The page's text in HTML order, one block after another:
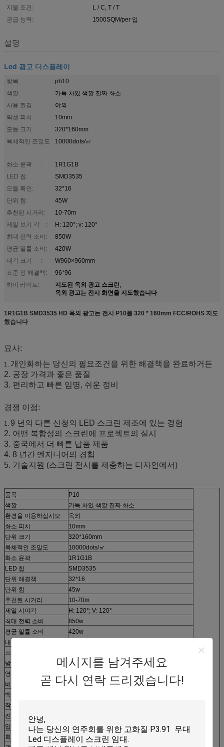
메시지를 남겨주세요
곧 다시 연락 드리겠습니다!
지불 조건:
L / C, T / T
공급 능력:
1500SQM/per 입
설명
Led 광고 디스플레이
항목:
ph10
색깔:
가득 차있 색깔 진짜 화소
사용 환경:
야외
픽셀 피치:
10mm
모듈 크기:
320*160mm
육체적인 조밀도
:
10000dots/㎡
화소 윤곽 :
1R1G1B
LED 칩:
SMD3535
모듈 확인:
32*16
단위 힘:
45W
추천된 시거리:
10-70m
제일 보기 각 :
H: 120°; v: 120°
최대 전력 소비:
850W
평균 일률 소비:
420W
내각 크기 :
W960×960mm
표준 장 해결책:
96*96
하이 라이트:
지도된 옥외 광고 스크린,
옥외 광고는 전시 화면을 지도했습니다
1R1G1B SMD3535 HD 옥외 광고는 전시 P10를 320 * 160mm FCC/ROHS 지도
했습니다
묘사:
1. 개인화하는 당신의 필요조건을 위한 해결책을 완료하거든
2. 공장 가격과 좋은 품질
3. 편리하고 빠른 임명, 쉬운 정비
경쟁 이점:
1. 9 년의 다른 신청의 LED 스크린 제조에 있는 경험
2. 어떤 복합성의 스크린에 프로젝트의 실시
3. 중국에서 더 빠른 납품 제품
4. 8 년간 엔지니어의 경험
5. 기술지원 (스크린 전시를 제충하는 디자인에서)
품목
P10
색깔
가득 차있 색깔 진짜 화소
환경을 이용하십시오
옥외
화소 피치
10mm
단위 크기
320*160mm
육체적인 조밀도
10000dots/㎡
화소 윤곽
1R1G1B
LED 칩
SMD3535
단위 해결책
32*16
단위 힘
45w
추천된 시거리
10-70m
제일 시야각
H: 120°; V: 120°
최대 전력 소비
850w
평균 일률 소비
420w
내각 크기
표준 장 해결책
방법을 몰기
1/4Scan의 일정한 현재
영상 프레임 속도
≥60 Hz
비율은 상쾌하게 합니다≥1200Hz
백색 균형 광도
작용 온도/습도
진입 보호
입력 전압
110-220V AC±10%
회색 가늠자 /Color
전시는 ≥16.7N를 착색합니다 (동기화하십시오)